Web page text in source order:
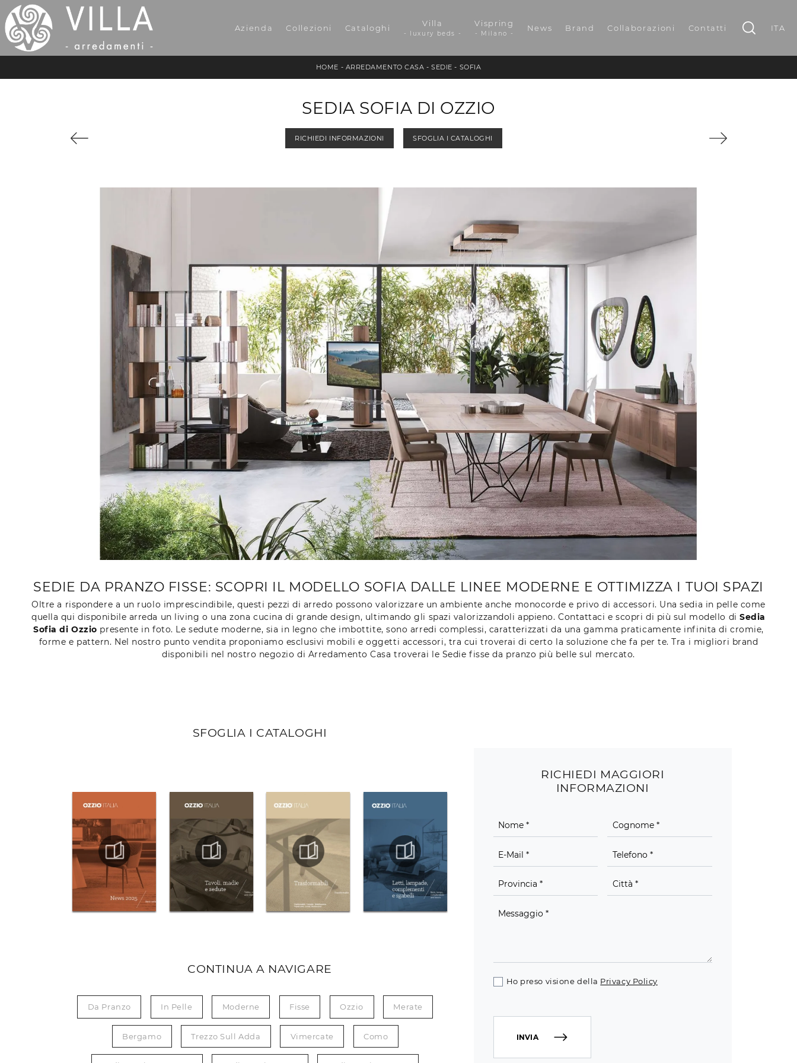
Azienda Collezioni Cataloghi Villa
- luxury beds -
Vispring
- Milano -
News Brand Collaborazioni Contatti ITA
HOME - ARREDAMENTO CASA -SEDIE - SOFIA
SEDIA SOFIA DI OZZIO
RICHIEDI INFORMAZIONI SFOGLIA I CATALOGHI
SEDIE DA PRANZO FISSE: SCOPRI IL MODELLO SOFIA DALLE LINEE MODERNE E OTTIMIZZA I TUOI SPAZI
Oltre a rispondere a un ruolo imprescindibile, questi pezzi di arredo possono valorizzare un ambiente anche monocorde e privo di accessori. Una sedia in pelle come
quella qui disponibile arreda un living o una zona cucina di grande design, ultimando gli spazi valorizzandoli appieno. Contattaci e scopri di più sul modello diSedia
Sofia di Ozzio presente in foto. Le sedute moderne, sia in legno che imbottite, sono arredi complessi, caratterizzati da una gamma praticamente infinita di cromie,
forme e pattern. Nel nostro punto vendita proponiamo esclusivi mobili e oggetti accessori, tra cui troverai di certo la soluzione che fa per te. Tra i migliori brand
disponibili nel nostro negozio di Arredamento Casa troverai le Sedie fisse da pranzo più belle sul mercato.
SFOGLIA I CATALOGHI
CONTINUA A NAVIGARE
Da Pranzo In Pelle Moderne Fisse Ozzio Merate
Bergamo Trezzo Sull Adda Vimercate Como
RICHIEDI MAGGIORI
INFORMAZIONI
Ho preso visione della Privacy Policy
INVIA